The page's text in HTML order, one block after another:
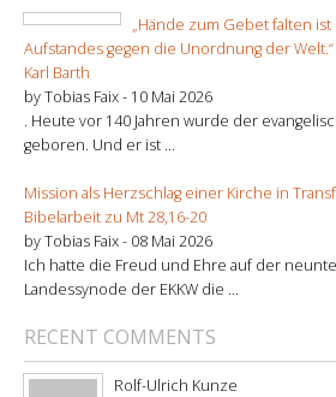
„Hände zum Gebet falten
Aufstandes gegen die Unordnung der
Karl Barth
by Tobias Faix - 10 Mai 2026
. Heute vor 140 Jahren wurde der
geboren. Und er ist ...
Mission als Herzschlag einer Kirche in
Bibelarbeit zu Mt 28,16-20
by Tobias Faix - 08 Mai 2026
Ich hatte die Freud und Ehre auf der
Landessynode der EKKW die ...
RECENT COMMENTS
Rolf-Ulrich Kunze